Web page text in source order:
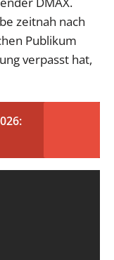
zeitnah nach
Publikum
verpasst hat,